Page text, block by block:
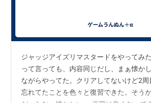
ジャッジアイズリマスタードをやってみ
って言っても、内容同じだし、まぁ懐か
ながらやってた。クリアしてないけど2周
忘れてたことを色々と復習できた。そう